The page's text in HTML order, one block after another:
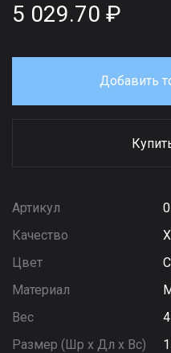
5 029.70 ₽
Добавить
Артикул
Качество
Цвет
Материал
Вес
Размер (Шр х Дл х Вс)